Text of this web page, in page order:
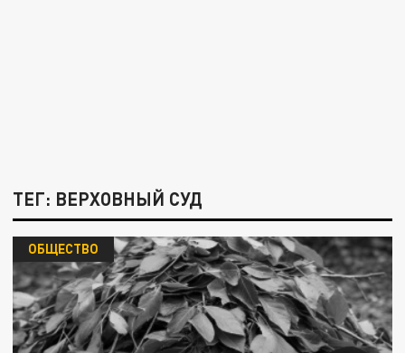
ТЕГ: ВЕРХОВНЫЙ СУД
ОБЩЕСТВО